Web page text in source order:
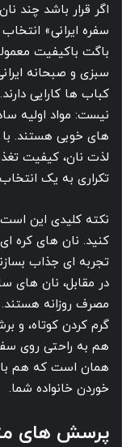
اگر قرار باشد چند
سفره ایرانی»
باگت باکیفیت
سبزی و صبحانه
کباب ها کارایی
نیست: مواد اولیه
های خوبی هستند. با
لذت نان، کیفیت
تکراری به یک
نکته کلیدی این
کنید. نان های کره
تجربه ای جذاب
در مقابل، نان های
مصرف روزانه
گرم کردن کوتاه، و
هم به راحتی روی
همان است که هم با
خوردن خانواده شما.
پرسش های